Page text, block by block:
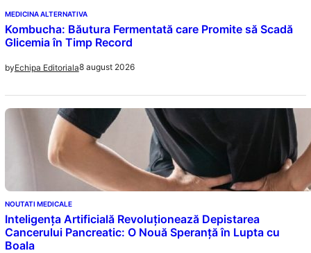
MEDICINA ALTERNATIVA
Kombucha: Băutura Fermentată care Promite să Scadă
Glicemia în Timp Record
byEchipa Editoriala8 august 2026
NOUTATI MEDICALE
Inteligența Artificială Revoluționează Depistarea
Cancerului Pancreatic: O Nouă Speranță în Lupta cu
Boala